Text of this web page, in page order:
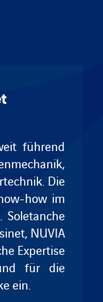
führend
Die
how im
Soletanche
, NUVIA
Expertise
für die
ein.